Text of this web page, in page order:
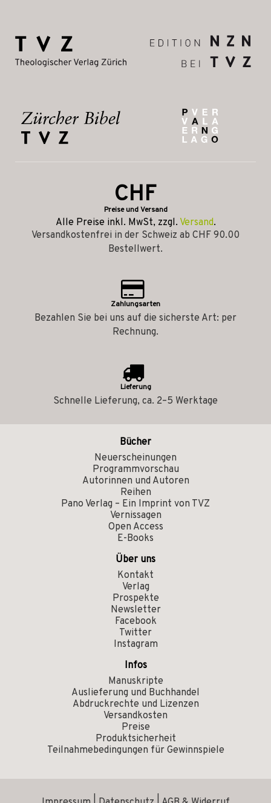
CHF
Preise und Versand
Alle Preise inkl. MwSt, zzgl. Versand.
Versandkostenfrei in der Schweiz ab CHF 90.00
Bestellwert.
Zahlungsarten
Bezahlen Sie bei uns auf die sicherste Art: per
Rechnung.
Lieferung
Schnelle Lieferung, ca. 2–5 Werktage
Bücher
Neuerscheinungen
Programmvorschau
Autorinnen und Autoren
Reihen
Pano Verlag – Ein Imprint von TVZ
Vernissagen
Open Access
E-Books
Über uns
Kontakt
Verlag
Prospekte
Newsletter
Facebook
Twitter
Instagram
Infos
Manuskripte
Auslieferung und Buchhandel
Abdruckrechte und Lizenzen
Versandkosten
Preise
Produktsicherheit
Teilnahmebedingungen für Gewinnspiele